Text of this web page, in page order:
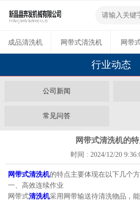
成品清洗机 网带式清洗机 网带
多功能烘干机行业动态
公司新闻
常见问答
网带式清洗机的
时间 : 2024/12/20
网带式清洗机的特点主要体现在以下几个方
一、高效连续作业
网带式清洗机采用网带输送待清洗物品，